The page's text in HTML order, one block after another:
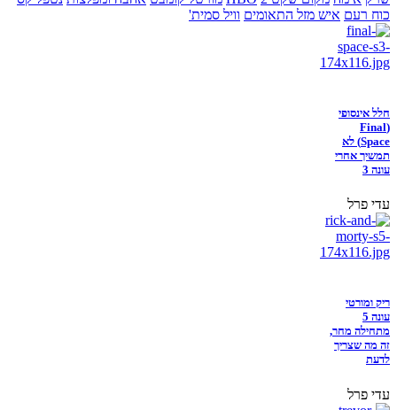
כוח רעם איש מזל התאומים וויל סמית'
חלל אינסופי
(Final
Space) לא
תמשיך אחרי
עונה 3
עדי פרל
ריק ומורטי
עונה 5
מתחילה מחר,
זה מה שצריך
לדעת
עדי פרל